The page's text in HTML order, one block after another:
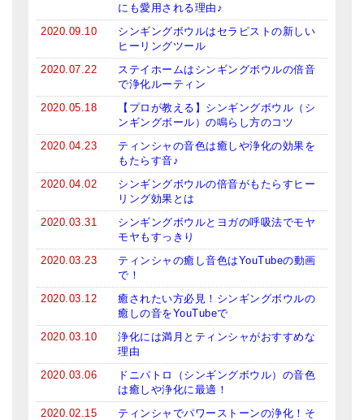
神々とつながるジュエリー
ヒーリング・マンダラポスター
ロゴステッカー・ポストカード各種
亡命チベット人尼僧のお守り・チャーム
チベット・マントラ・ヒーリングCD
ギフトラッピング
シンギングボウル講座
倍音呼吸法レッスン
中級講座
上級講座
ビギナー講師・養成講座
にも愛用される理由♪
2020.09.10
シンギングボウルはセラピストの新しい
ヒーリングツール
2020.07.22
ステイホームはシンギングボウルの倍音
で浄化ルーティン
2020.05.18
【プロが教える】シンギングボウル（シ
ンギングボール）の鳴らし方のコツ
2020.04.23
ティンシャの音色は癒しや浄化の効果を
もたらす音♪
2020.04.02
シンギングボウルの倍音がもたらすヒー
リング効果とは
2020.03.31
シンギングボウルとヨガの呼吸法でモヤ
モヤもすっきり
2020.03.23
ティンシャの癒し音色はYouTubeの動画
で！
2020.03.12
癒されたい方必見！シンギングボウルの
癒しの音をYouTubeで
2020.03.10
浄化には満月とティンシャがおすすめな
理由
2020.03.06
ドニパトロ（シンギングボウル）の音色
は癒しや浄化に最適！
2020.02.15
ティンシャでパワーストーンの浄化！そ